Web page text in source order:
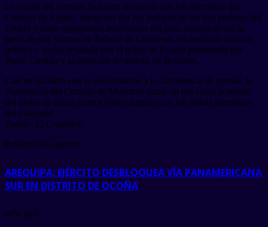
La noche del viernes, Boluarte se reunió con los miembros del
Consejo de Estado, integrado por los titulares de los tres poderes del
Estado y otros organismos autónomos del país, sesiona desde la
tarde de este viernes en Palacio de Gobierno, en medio de la crisis
política y social desatada tras el golpe de Estado perpetrado por
Pedro Castillo y la asunción de mando de Boluarte.
Casi en paralelo con la convocatoria a la conferencia de prensa, la
Presidencia del Consejo de Ministros lanzó un tuit sobre la reunió
del titular de dicha cartera Pedro Angulo con los demás miembros
del Gabinete.
Fuente: El Comercio
Publicación anterior
AREQUIPA: EJÉRCITO DESBLOQUEA VÍA PANAMERICANA
SUR EN DISTRITO DE OCOÑA
next post